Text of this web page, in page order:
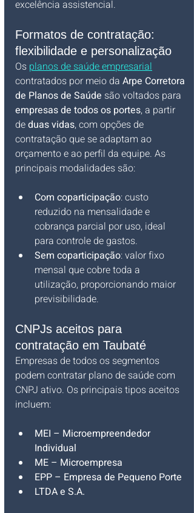
excelência assistencial.
Formatos de contratação:
flexibilidade e personalização
Os planos de saúde empresarial
contratados por meio da Arpe Corretora
de Planos de Saúde são voltados para
empresas de todos os portes, a partir
de duas vidas, com opções de
contratação que se adaptam ao
orçamento e ao perfil da equipe. As
principais modalidades são:
Com coparticipação: custo
reduzido na mensalidade e
cobrança parcial por uso, ideal
para controle de gastos.
Sem coparticipação: valor fixo
mensal que cobre toda a
utilização, proporcionando maior
previsibilidade.
CNPJs aceitos para
contratação em Taubaté
Empresas de todos os segmentos
podem contratar plano de saúde com
CNPJ ativo. Os principais tipos aceitos
incluem:
MEI – Microempreendedor
Individual
ME – Microempresa
EPP – Empresa de Pequeno Porte
LTDA e S.A.